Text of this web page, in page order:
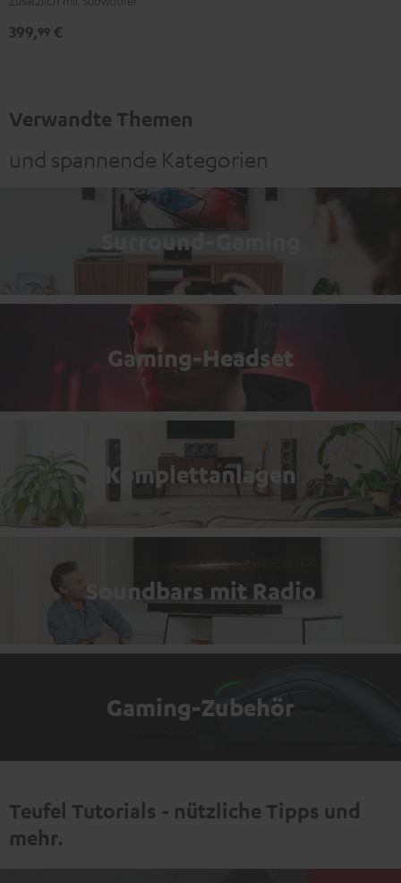
399,99 €
Verwandte Themen
und spannende Kategorien
Surround-Gaming
Gaming-Headset
Komplettanlagen
Soundbars mit Radio
Gaming-Zubehör
Teufel Tutorials - nützliche Tipps und
mehr.